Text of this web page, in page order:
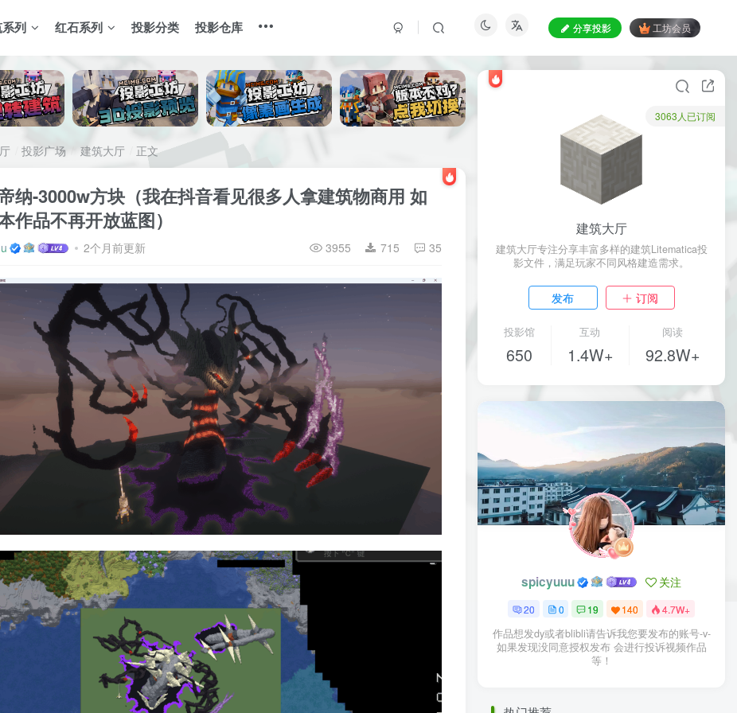
列 红石系列 投影分类 投影仓库 分享投影 工坊会员
投影广场 建筑大厅 正文
纳-3000w方块（我在抖音看见很多人拿建筑物商用 如
作品不再开放蓝图）
2个月前更新 3955 715 35
3063人已订阅
建筑大厅
建筑大厅专注分享丰富多样的建筑Litematica投
影文件，满足玩家不同风格建造需求。
发布 订阅
投影馆
650
互动
1.4W+
阅读
92.8W+
spicyuuu 关注
20 0 19 140 4.7W+
作品想发dy或者blibli请告诉我您要发布的账号-v-
如果发现没同意授权发布 会进行投诉视频作品
等！